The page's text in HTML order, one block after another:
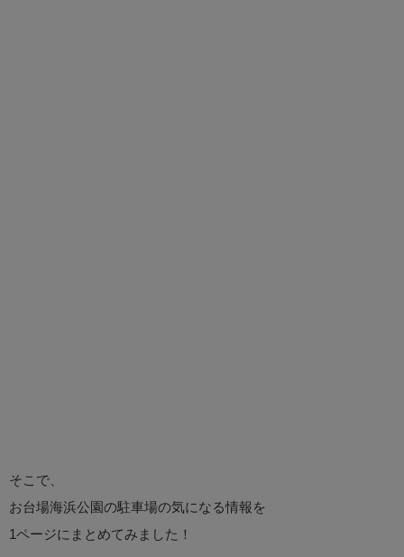
そこで、
お台場海浜公園の駐車場の気になる情報を
1ページにまとめてみました！